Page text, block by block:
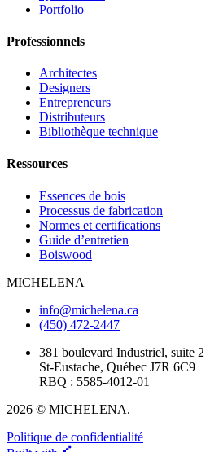
Portfolio
Professionnels
Architectes
Designers
Entrepreneurs
Distributeurs
Bibliothèque technique
Ressources
Essences de bois
Processus de fabrication
Normes et certifications
Guide d’entretien
Boiswood
MICHELENA
info@michelena.ca
(450) 472-2447
381 boulevard Industriel, suite 2
St-Eustache, Québec J7R 6C9
RBQ : 5585-4012-01
2026 © MICHELENA.
Politique de confidentialité